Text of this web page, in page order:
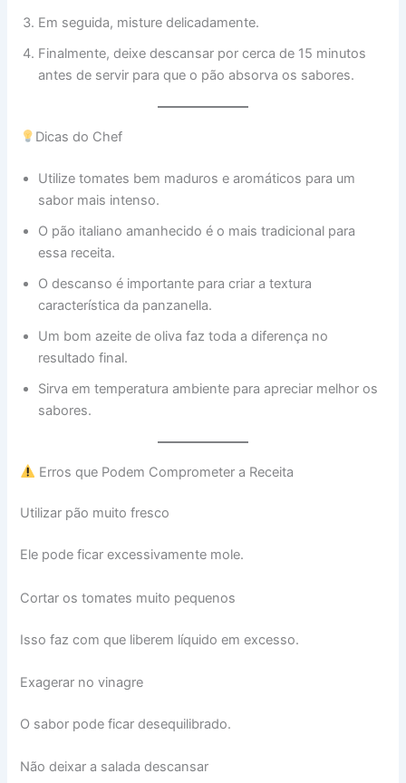
Em seguida, misture delicadamente.
Finalmente, deixe descansar por cerca de 15 minutos
antes de servir para que o pão absorva os sabores.
Dicas do Chef
Utilize tomates bem maduros e aromáticos para um
sabor mais intenso.
O pão italiano amanhecido é o mais tradicional para
essa receita.
O descanso é importante para criar a textura
característica da panzanella.
Um bom azeite de oliva faz toda a diferença no
resultado final.
Sirva em temperatura ambiente para apreciar melhor os
sabores.
Erros que Podem Comprometer a Receita
Utilizar pão muito fresco
Ele pode ficar excessivamente mole.
Cortar os tomates muito pequenos
Isso faz com que liberem líquido em excesso.
Exagerar no vinagre
O sabor pode ficar desequilibrado.
Não deixar a salada descansar